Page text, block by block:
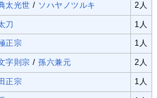
太光世 / ソハヤノツルキ 2人
刀 1人
正宗 1人
字則宗 /孫六兼元 2人
正宗 1人